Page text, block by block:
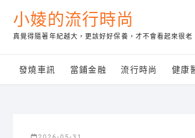
content
小婈的流行時尚
真覺得隨著年紀越大，更該好好保養，才不會看起來很
發燒車訊 當鋪金融 流行時尚 健康